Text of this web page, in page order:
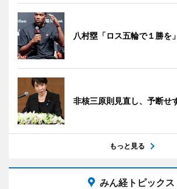
八村塁「ロス五輪で１勝を」
非核三原則見直し、予断せ
もっと見る
みん経トピックス